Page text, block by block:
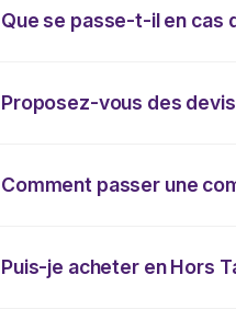
Que se passe-t-il en cas
Proposez-vous des
Comment passer une
Puis-je acheter en Hors